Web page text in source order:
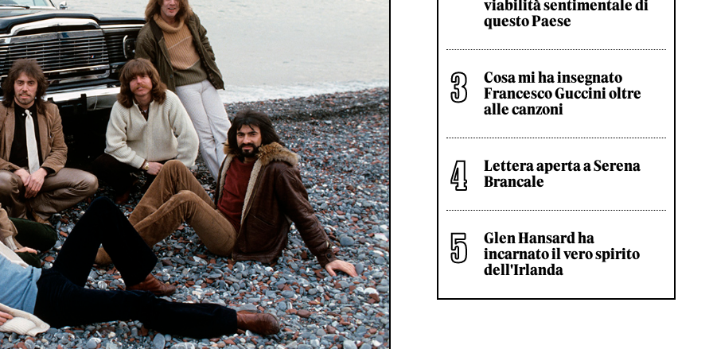
viabilità sentimentale di
questo Paese
Cosa mi ha insegnato
Francesco Guccini oltre
alle canzoni
Lettera aperta a Serena
Brancale
Glen Hansard ha
incarnato il vero spirito
dell'Irlanda